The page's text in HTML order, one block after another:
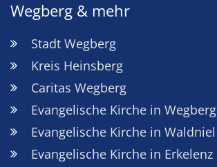
Wegberg & mehr
Stadt Wegberg
Kreis Heinsberg
Caritas Wegberg
Evangelische Kirche in Wegberg
Evangelische Kirche in Waldniel
Evangelische Kirche in Erkelenz